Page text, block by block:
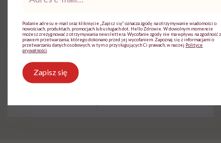
i
Treści zawarte w serwisie mają wyłącznie
charakter informacyjny i nie stanowią porady
lekarskiej. Pamiętaj, że w przypadku
mail*
Podanie adresu e-mail oraz kliknięcie „Zapisz się” oznacza zgodę na otrzymywanie wiadomości o
nowościach, produktach, promocjach lub usługach dot. Hello Zdrowie. W dowolnym momencie
możesz zrezygnować z otrzymywania newslettera. Wycofanie zgody nie ma wpływu na zgodność z
prawem przetwarzania, którego dokonano przed jej wycofaniem. Zapoznaj się z informacjami o
przetwarzaniu danych osobowych, w tym o przysługujących Ci prawach, w naszej Polityce
prywatności
Zapisz się